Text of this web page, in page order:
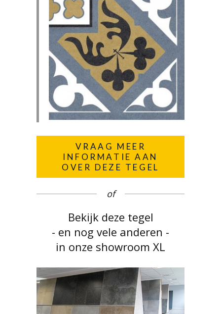
VRAAG MEER
INFORMATIE AAN
OVER DEZE TEGEL
of
Bekijk deze tegel
- en nog vele anderen -
in onze showroom XL